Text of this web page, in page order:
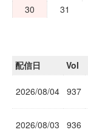
30
31
配信日 Vol
2026/08/04 937
2026/08/03 936